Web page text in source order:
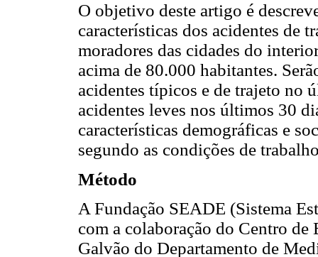
O objetivo deste artigo é
características dos acidentes de
moradores das cidades do
acima de 80.000 habitantes.
acidentes típicos e de trajeto no
acidentes leves nos últimos 30
características demográficas e
segundo as condições de
Método
A Fundação SEADE (Sistema
com a colaboração do Centro
Galvão do Departamento de